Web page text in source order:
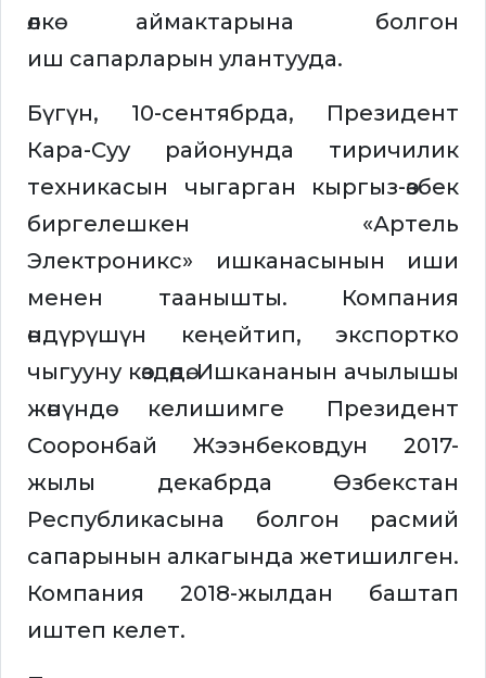
өлкө аймактарына болгон
иш сапарларын улантууда.
Бүгүн, 10-сентябрда, Президент
Кара-Суу районунда тиричилик
техникасын чыгарган кыргыз-өзбек
биргелешкен «Артель
Электроникс» ишканасынын иши
менен таанышты. Компания
өндүрүшүн кеңейтип, экспортко
чыгууну көздөөдө. Ишкананын ачылышы
жөнүндө келишимге Президент
Сооронбай Жээнбековдун 2017-
жылы декабрда Өзбекстан
Республикасына болгон расмий
сапарынын алкагында жетишилген.
Компания 2018-жылдан баштап
иштеп келет.